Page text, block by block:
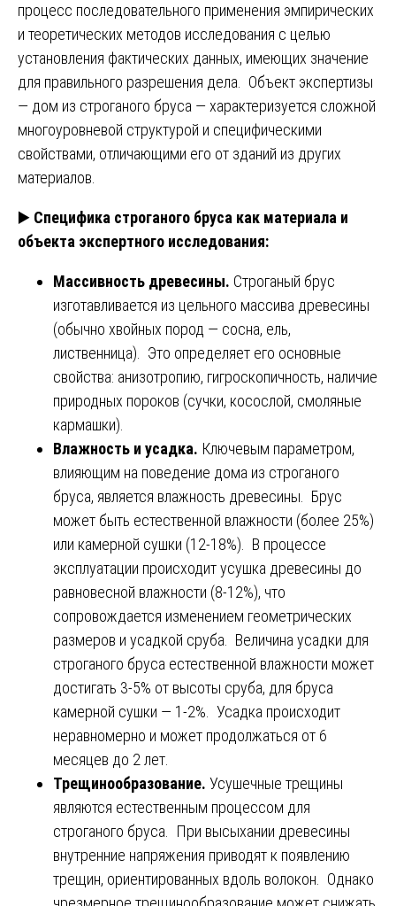
процесс последовательного применения эмпирических
и теоретических методов исследования с целью
установления фактических данных, имеющих значение
для правильного разрешения дела. Объект экспертизы
— дом из строганого бруса — характеризуется сложной
многоуровневой структурой и специфическими
свойствами, отличающими его от зданий из других
материалов.
▶️ Специфика строганого бруса как материала и
объекта экспертного исследования:
Массивность древесины. Строганый брус
изготавливается из цельного массива древесины
(обычно хвойных пород — сосна, ель,
лиственница). Это определяет его основные
свойства: анизотропию, гигроскопичность, наличие
природных пороков (сучки, косослой, смоляные
кармашки).
Влажность и усадка. Ключевым параметром,
влияющим на поведение дома из строганого
бруса, является влажность древесины. Брус
может быть естественной влажности (более 25%)
или камерной сушки (12-18%). В процессе
эксплуатации происходит усушка древесины до
равновесной влажности (8-12%), что
сопровождается изменением геометрических
размеров и усадкой сруба. Величина усадки для
строганого бруса естественной влажности может
достигать 3-5% от высоты сруба, для бруса
камерной сушки — 1-2%. Усадка происходит
неравномерно и может продолжаться от 6
месяцев до 2 лет.
Трещинообразование. Усушечные трещины
являются естественным процессом для
строганого бруса. При высыхании древесины
внутренние напряжения приводят к появлению
трещин, ориентированных вдоль волокон. Однако